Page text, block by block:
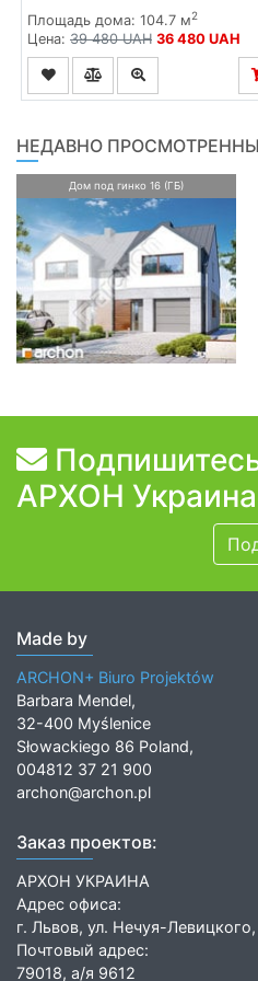
Площадь дома: 104.7 м2
Цена: 39 480 UAH 36 480 UAH
НЕДАВНО
Дом под гинко 16 (ГБ)
АРХОН Украина
Made by
ARCHON+ Biuro Projektów
Barbara Mendel,
32-400 Myślenice
Słowackiego 86 Poland,
004812 37 21 900
archon@archon.pl
Заказ проектов:
АРХОН УКРАИНА
Адрес офиса:
г. Львов, ул. Нечуя-
Почтовый адрес:
79018, а/я 9612